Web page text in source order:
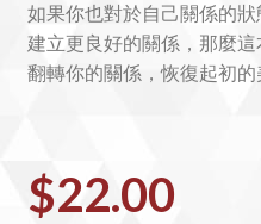
如果你也對於自己關係的
建立更良好的關係，那麼
翻轉你的關係，恢復起初的
$22.00